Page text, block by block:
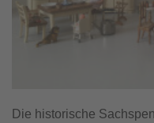
Die historische